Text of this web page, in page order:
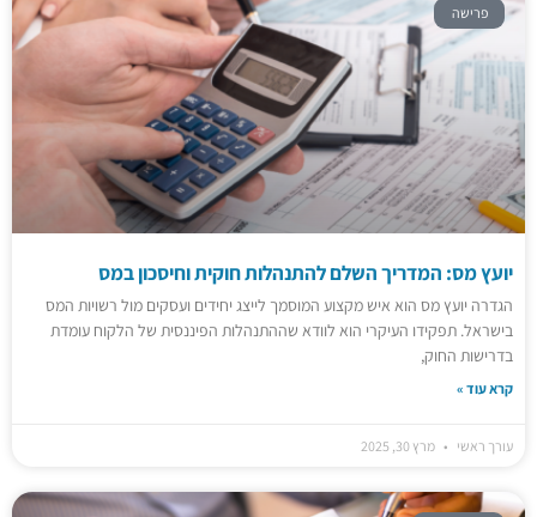
פרישה
יועץ מס: המדריך השלם להתנהלות חוקית וחיסכון במס
הגדרה יועץ מס הוא איש מקצוע המוסמך לייצג יחידים ועסקים מול רשויות המס
בישראל. תפקידו העיקרי הוא לוודא שההתנהלות הפיננסית של הלקוח עומדת
בדרישות החוק,
קרא עוד »
עורך ראשי מרץ 30, 2025